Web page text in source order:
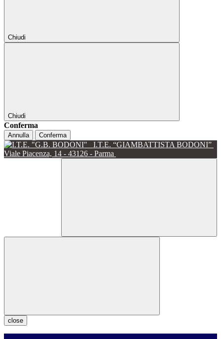
Chiudi
Chiudi
Conferma
Annulla Conferma
I.T.E. “GIAMBATTISTA BODONI”
Viale Piacenza, 14 - 43126 - Parma
close